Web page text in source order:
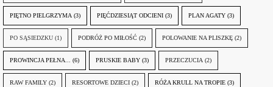
PIĘTNO PIELGRZYMA (3) PIĘĆDZIESIĄT ODCIENI (3) PLAN AGATY (3)
PO SĄSIEDZKU (1) PODRÓŻ PO MIŁOŚĆ (2) POLOWANIE NA PLISZKĘ (2)
PROWINCJA PEŁNA... (6) PRUSKIE BABY (3) PRZECZUCIA (2)
RAW FAMILY (2) RESORTOWE DZIECI (2) RÓŻA KRULL NA TROPIE (3)